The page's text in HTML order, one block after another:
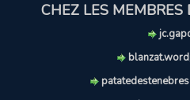
CHEZ LES MEMBRES